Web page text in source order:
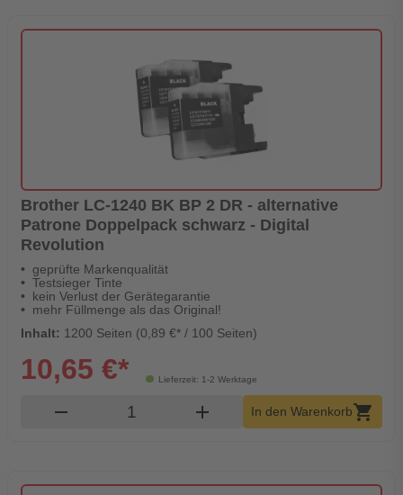
Brother LC-1240 BK BP 2 DR - alternative
Patrone Doppelpack schwarz - Digital
Revolution
geprüfte Markenqualität
Testsieger Tinte
kein Verlust der Gerätegarantie
mehr Füllmenge als das Original!
Inhalt: 1200 Seiten (0,89 €* / 100 Seiten)
Lieferzeit: 1-2 Werktage
10,65 €*
remove Produkt Warenkorb Menge
add In den Warenkorbshopping_cart